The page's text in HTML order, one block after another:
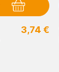
3,74 €